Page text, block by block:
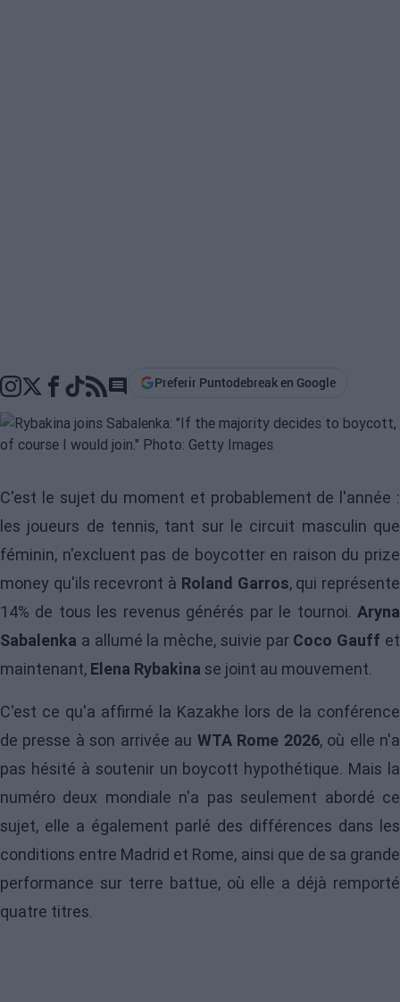
Go to comments section
Preferir Puntodebreak en Google
C'est le sujet du moment et probablement de l'année :
les joueurs de tennis, tant sur le circuit masculin que
féminin, n'excluent pas de boycotter en raison du prize
money qu'ils recevront à Roland Garros, qui représente
14% de tous les revenus générés par le tournoi. Aryna
Sabalenka a allumé la mèche, suivie par Coco Gauff et
maintenant, Elena Rybakina se joint au mouvement.
C'est ce qu'a affirmé la Kazakhe lors de la conférence
de presse à son arrivée au WTA Rome 2026, où elle n'a
pas hésité à soutenir un boycott hypothétique. Mais la
numéro deux mondiale n'a pas seulement abordé ce
sujet, elle a également parlé des différences dans les
conditions entre Madrid et Rome, ainsi que de sa grande
performance sur terre battue, où elle a déjà remporté
quatre titres.